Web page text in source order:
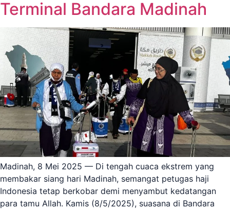
Terminal Bandara Madinah
Madinah, 8 Mei 2025 — Di tengah cuaca ekstrem yang
membakar siang hari Madinah, semangat petugas haji
Indonesia tetap berkobar demi menyambut kedatangan
para tamu Allah. Kamis (8/5/2025), suasana di Bandara